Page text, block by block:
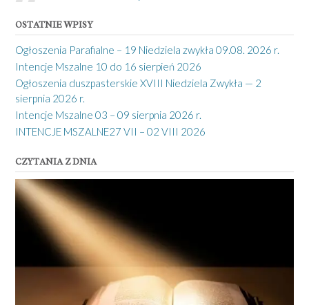
OSTATNIE WPISY
Ogłoszenia Parafialne – 19 Niedziela zwykła 09.08. 2026 r.
Intencje Mszalne 10 do 16 sierpień 2026
Ogłoszenia duszpasterskie XVIII Niedziela Zwykła — 2
sierpnia 2026 r.
Intencje Mszalne 03 – 09 sierpnia 2026 r.
INTENCJE MSZALNE27 VII – 02 VIII 2026
CZYTANIA Z DNIA